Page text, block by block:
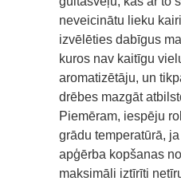
neveicinātu lieku
izvēlēties dabīgus
kuros nav kaitīgu
aromatizētāju, un
drēbes mazgāt
Piemēram, iespēju
grādu temperatūrā,
apģērba kopšanas
maksimāli iztīrīti